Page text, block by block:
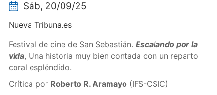
Sáb, 20/09/25
Nueva Tribuna.es
Festival de cine de San Sebastián. Escalando por la
vida, Una historia muy bien contada con un reparto
coral espléndido.
Crítica por Roberto R. Aramayo (IFS-CSIC)